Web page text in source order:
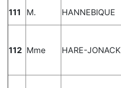
111
M. HANNEBIQUE
112 Mme HARE-JONACK